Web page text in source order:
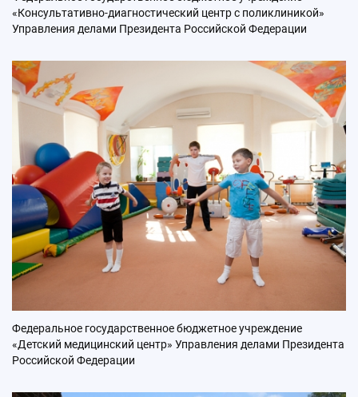
«Консультативно-диагностический центр с поликлиникой»
Управления делами Президента Российской Федерации
Федеральное государственное бюджетное учреждение
«Детский медицинский центр» Управления делами Президента
Российской Федерации